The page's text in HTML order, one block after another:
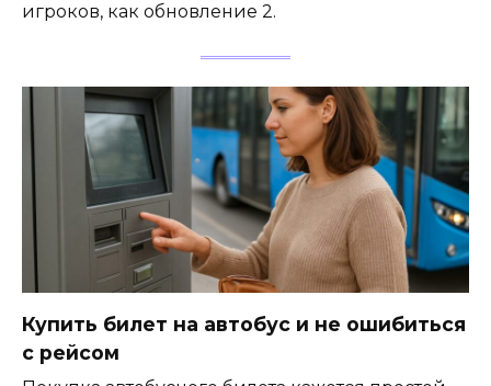
игроков, как обновление 2.
Купить билет на автобус и не ошибиться
с рейсом